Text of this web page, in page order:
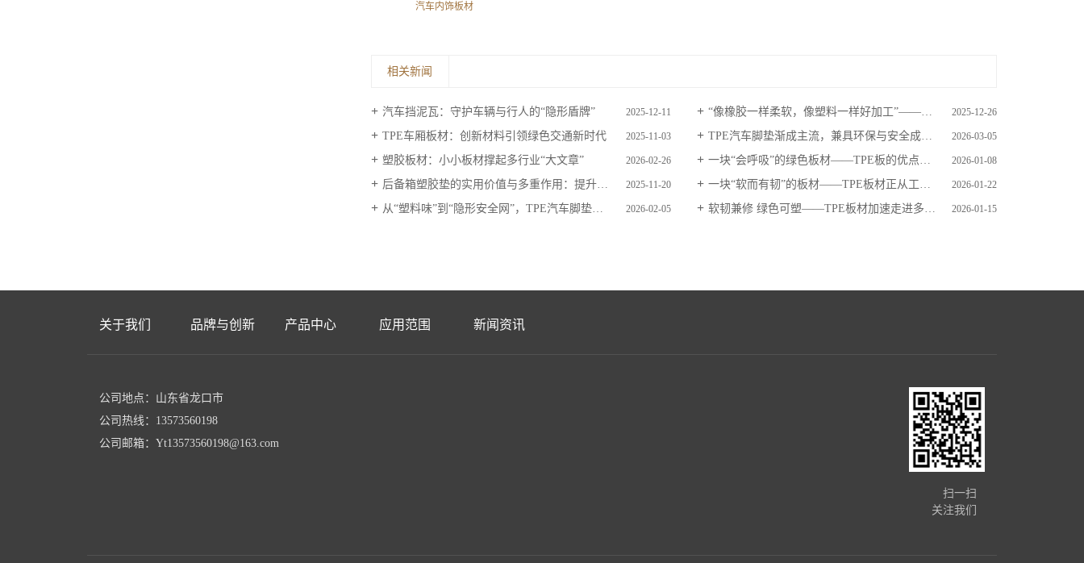
汽车内饰板材
相关新闻
汽车挡泥瓦：守护车辆与行人的“隐形盾牌” 2025-12-11 “像橡胶一样柔软，像塑料一样好加工”——TPE材料凭何走进无数产品？ 2025-12-26
TPE车厢板材：创新材料引领绿色交通新时代 2025-11-03 TPE汽车脚垫渐成主流，兼具环保与安全成车内“健康卫士” 2026-03-05
塑胶板材：小小板材撑起多行业“大文章” 2026-02-26 一块“会呼吸”的绿色板材——TPE板的优点与作用 2026-01-08
后备箱塑胶垫的实用价值与多重作用：提升用车体验的“隐形守护者” 2025-11-20 一块“软而有韧”的板材——TPE板材正从工厂走进生活 2026-01-22
从“塑料味”到“隐形安全网”，TPE汽车脚垫正在悄悄改变你的车内生活 2026-02-05 软韧兼修 绿色可塑——TPE板材加速走进多元应用场景 2026-01-15
关于我们 品牌与创新 产品中心 应用范围 新闻资讯
公司地点：山东省龙口市
公司热线：13573560198
公司邮箱：Yt13573560198@163.com
扫一扫
关注我们